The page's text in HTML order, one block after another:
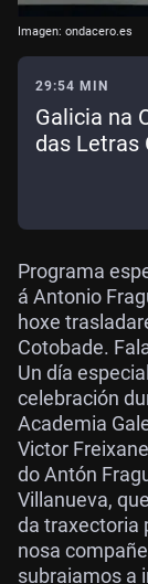
Imagen: ondacero.es
29:54 MIN
Galicia na
das Letras
Programa
á Antonio
hoxe
Cotobade.
Un día
celebración
Academia
Victor
do Antón
Villanueva,
da traxectoria
nosa
subraiamos a